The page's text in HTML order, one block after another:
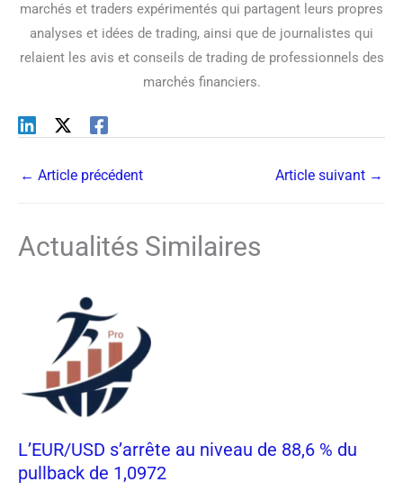
marchés et traders expérimentés qui partagent leurs propres
analyses et idées de trading, ainsi que de journalistes qui
relaient les avis et conseils de trading de professionnels des
marchés financiers.
← Article précédent Article suivant →
Actualités Similaires
L’EUR/USD s’arrête au niveau de 88,6 % du
pullback de 1,0972